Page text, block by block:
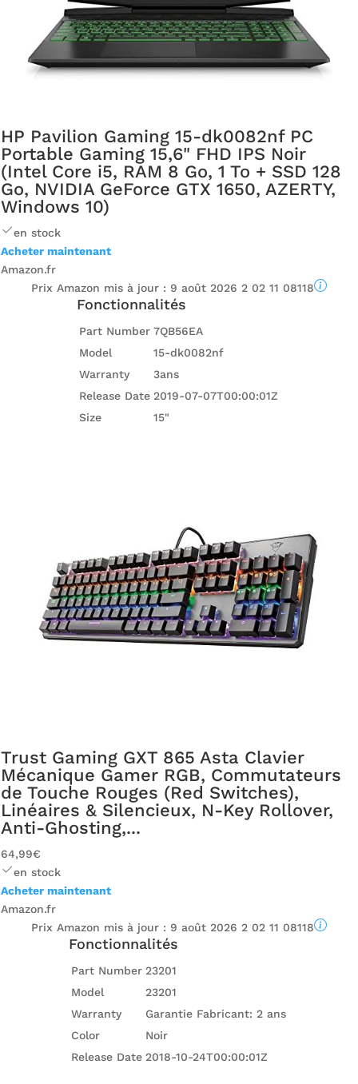
HP Pavilion Gaming 15-dk0082nf PC
Portable Gaming 15,6" FHD IPS Noir
(Intel Core i5, RAM 8 Go, 1 To + SSD 128
Go, NVIDIA GeForce GTX 1650, AZERTY,
Windows 10)
en stock
Acheter maintenant
Amazon.fr
Prix ​​Amazon mis à jour : 9 août 2026 2 02 11 08118
Fonctionnalités
Part Number 7QB56EA
Model
15-dk0082nf
Warranty
3ans
Release Date 2019-07-07T00:00:01Z
Size
15"
Trust Gaming GXT 865 Asta Clavier
Mécanique Gamer RGB, Commutateurs
de Touche Rouges (Red Switches),
Linéaires & Silencieux, N-Key Rollover,
Anti-Ghosting,...
64,99€
en stock
Acheter maintenant
Amazon.fr
Prix ​​Amazon mis à jour : 9 août 2026 2 02 11 08118
Fonctionnalités
Part Number 23201
Model
23201
Warranty
Garantie Fabricant: 2 ans
Color
Noir
Release Date 2018-10-24T00:00:01Z